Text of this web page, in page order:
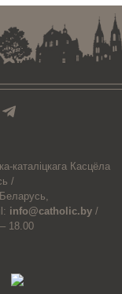
каталіцкага Касцёла
/
info@catholic.by /
18.00